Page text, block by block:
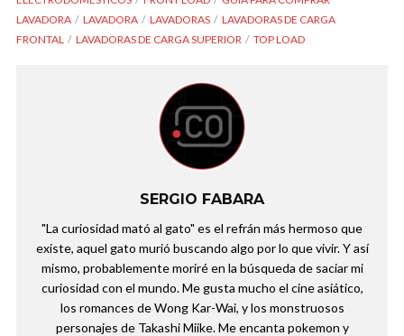
LAVADORA
LAVADORA LAVADORAS
LAVADORAS DE CARGA
FRONTAL
LAVADORAS DE CARGA SUPERIOR TOP LOAD
SERGIO FABARA
"La curiosidad mató al gato" es el refrán más hermoso que
existe, aquel gato murió buscando algo por lo que vivir. Y así
mismo, probablemente moriré en la búsqueda de saciar mi
curiosidad con el mundo. Me gusta mucho el cine asiático,
los romances de Wong Kar-Wai, y los monstruosos
personajes de Takashi Miike. Me encanta pokemon y